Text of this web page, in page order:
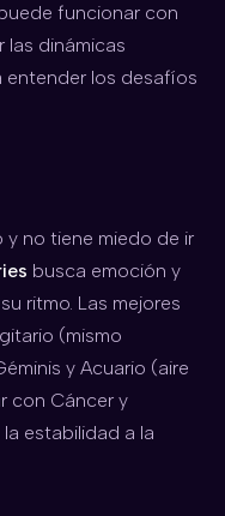
funcionar con
las dinámicas
entender los desafíos
y no tiene miedo de ir
busca emoción y
ritmo. Las mejores
(mismo
y Acuario (aire
con Cáncer y
estabilidad a la